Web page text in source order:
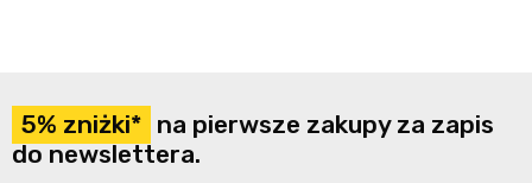
5% zniżki* na pierwsze zakupy za zapis
do newslettera.